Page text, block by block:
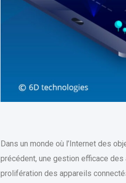
Dans un monde où l’Internet des
précédent, une gestion efficace
prolifération des appareils